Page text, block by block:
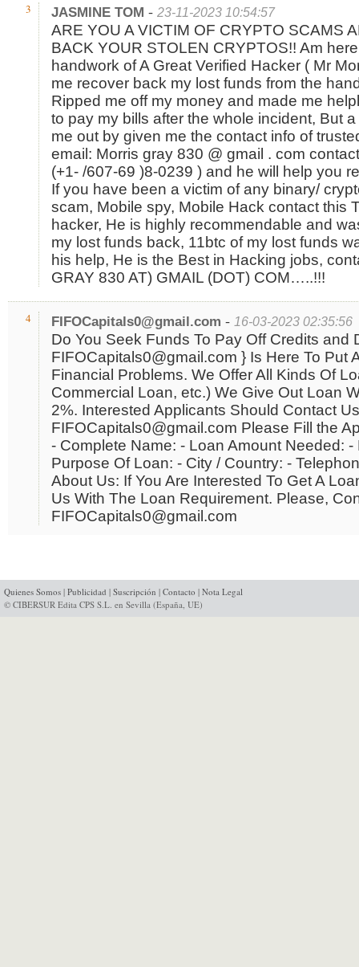
3 JASMINE TOM - 23-11-2023 10:54:57
ARE YOU A VICTIM OF CRYPTO SCAMS
BACK YOUR STOLEN CRYPTOS!! Am
handwork of A Great Verified Hacker ( Mr
me recover back my lost funds from the
Ripped me off my money and made me
to pay my bills after the whole incident, But
me out by given me the contact info of
email: Morris gray 830 @ gmail . com
(+1- /607-69 )8-0239 ) and he will help you
If you have been a victim of any binary/
scam, Mobile spy, Mobile Hack contact this
hacker, He is highly recommendable and
my lost funds back, 11btc of my lost funds
his help, He is the Best in Hacking jobs,
GRAY 830 AT) GMAIL (DOT) COM…..!!!
4 FIFOCapitals0@gmail.com - 16-03-2023 02:35:56
Do You Seek Funds To Pay Off Credits and
FIFOCapitals0@gmail.com } Is Here To Put
Financial Problems. We Offer All Kinds Of
Commercial Loan, etc.) We Give Out Loan
2%. Interested Applicants Should Contact
FIFOCapitals0@gmail.com Please Fill the
- Complete Name: - Loan Amount Needed: -
Purpose Of Loan: - City / Country: -
About Us: If You Are Interested To Get A
Us With The Loan Requirement. Please,
FIFOCapitals0@gmail.com
Quienes Somos | Publicidad | Suscripción | Contacto | Nota Legal
© CIBERSUR Edita CPS S.L. en Sevilla (España, UE)